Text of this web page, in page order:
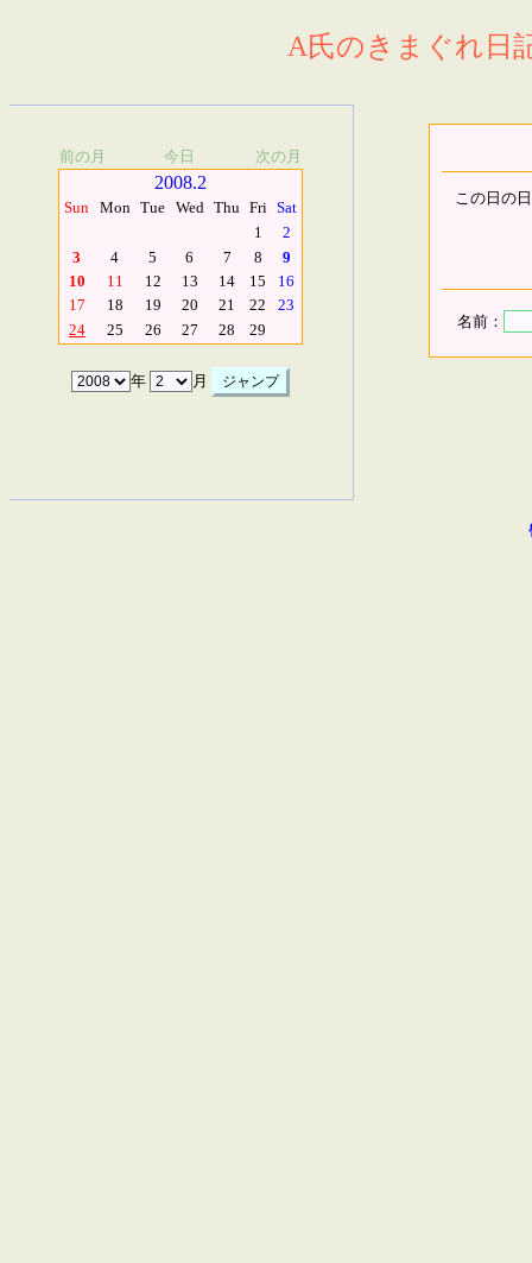
A氏のきまぐれ日
前の月 今日 次の月
2008.2
Sun Mon Tue Wed Thu Fri Sat
1
2
3
4 5 6 7 8
9
10
11 12 13 14 15
16
17
18 19 20 21 22
23
24
25 26 27 28 29
年 月
この日の
名前：